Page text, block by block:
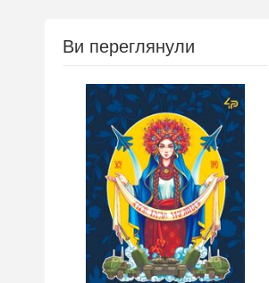
Ви переглянули